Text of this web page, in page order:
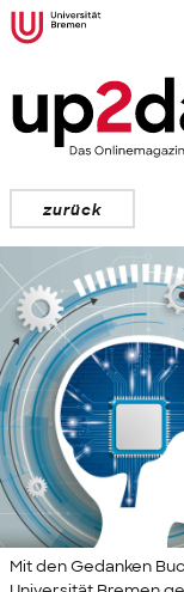
zurück
Mit den Gedanken